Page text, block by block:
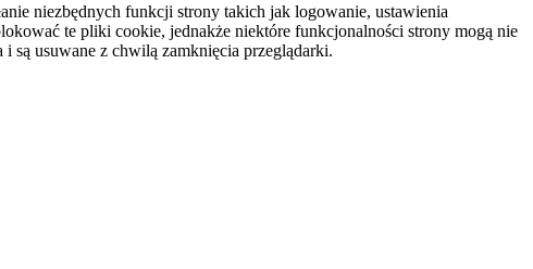
niezbędnych funkcji strony takich jak logowanie, ustawienia
te pliki cookie, jednakże niektóre funkcjonalności strony mogą nie
są usuwane z chwilą zamknięcia przeglądarki.